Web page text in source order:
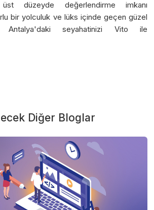
düzeyde değerlendirme imkanı
bir yolculuk ve lüks içinde geçen güzel
seyahatinizi Vito ile
Diğer Bloglar